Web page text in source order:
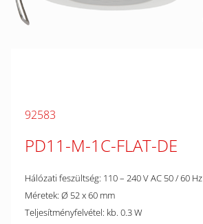
92583
PD11-M-1C-FLAT-DE
Hálózati feszültség: 110 – 240 V AC 50 / 60 Hz
Méretek: Ø 52 x 60 mm
Teljesítményfelvétel: kb. 0.3 W